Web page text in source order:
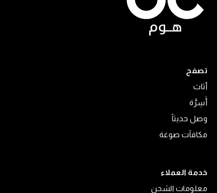
تصفح
أثاث
أَسِرَّة
وصل حديثاً
مكافآت صوغة
خدمة العملاء
معلومات الشحن